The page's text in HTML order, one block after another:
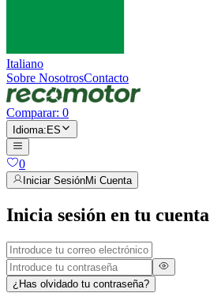
Italiano
Sobre NosotrosContacto
Comparar: 0
Idioma:ES
0
Iniciar SesiónMi Cuenta
Inicia sesión en tu cuenta
¿Has olvidado tu contraseña?